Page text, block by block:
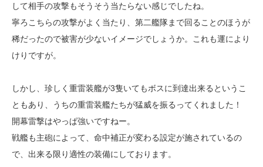
して相手の攻撃もそうそう当たらない感じでしたね。
寧ろこちらの攻撃がよく当たり、第二艦隊まで回ることのほうが
稀だったので被害が少ないイメージでしょうか。これも運により
けりですが。
しかし、珍しく重雷装艦が3隻いてもボスに到達出来るというこ
ともあり、うちの重雷装艦たちが猛威を振るってくれました！
開幕雷撃はやっぱ強いですねー。
戦艦も主砲によって、命中補正が変わる設定が施されているの
で、出来る限り適性の装備にしております。